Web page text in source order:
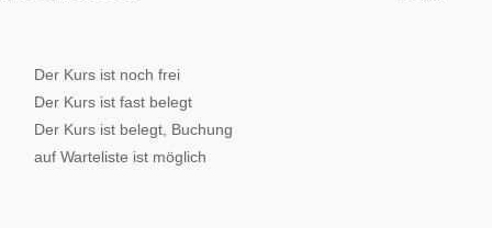
Der Kurs ist noch frei
Der Kurs ist fast belegt
Der Kurs ist belegt, Buchung
auf Warteliste ist möglich